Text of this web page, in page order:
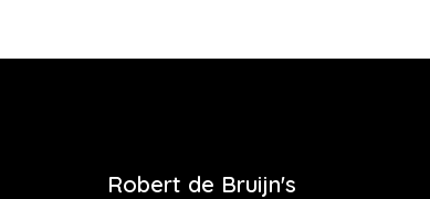
Robert de Bruijn's